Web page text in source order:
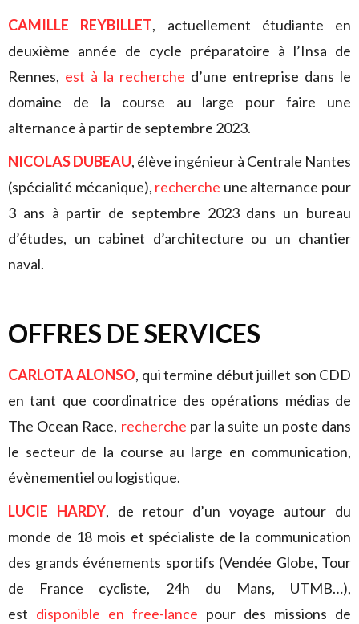
CAMILLE REYBILLET, actuellement étudiante en
deuxième année de cycle préparatoire à l’Insa de
Rennes, est à la recherche d’une entreprise dans le
domaine de la course au large pour faire une
alternance à partir de septembre 2023.
NICOLAS DUBEAU, élève ingénieur à Centrale Nantes
(spécialité mécanique), recherche une alternance pour
3 ans à partir de septembre 2023 dans un bureau
d’études, un cabinet d’architecture ou un chantier
naval.
OFFRES DE SERVICES
CARLOTA ALONSO, qui termine début juillet son CDD
en tant que coordinatrice des opérations médias de
The Ocean Race, recherche par la suite un poste dans
le secteur de la course au large en communication,
évènementiel ou logistique.
LUCIE HARDY, de retour d’un voyage autour du
monde de 18 mois et spécialiste de la communication
des grands événements sportifs (Vendée Globe, Tour
de France cycliste, 24h du Mans, UTMB…),
est disponible en free-lance pour des missions de